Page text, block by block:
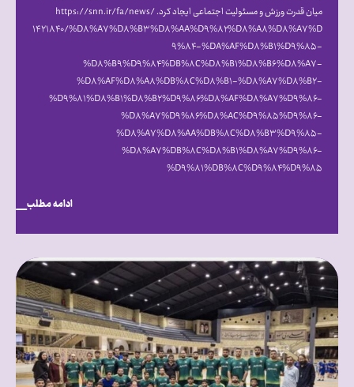
میان قدرت ورزش و مسئولیت اجتماعی ایجاد کرد. https://snn.ir/fa/news/
۱۴۲۱۸۴۰/%D۸%A۷%D۸%B۳%D۸%AA%D۹%۸۲%D۸%A۸%D۸%A۷%D
۹%۸۴-%DA%AF%D۸%B۱%D۹%۸۵-
%D۸%B۹%D۹%۸۴%DB%۸C%D۸%B۱%D۸%B۶%D۸%A۷-
%D۸%AF%D۸%A۸%DB%۸C%D۸%B۱-%D۸%A۷%D۸%B۲-
%D۹%۸۱%D۸%B۱%D۸%B۲%D۹%۸۶%D۸%AF%D۸%A۷%D۹%۸۶-
%D۸%A۷%D۹%۸۶%D۸%AC%D۹%۸۵%D۹%۸۶-
%D۸%A۷%D۸%AA%DB%۸C%D۸%B۳%D۹%۸۵-
%D۸%A۷%DB%۸C%D۸%B۱%D۸%A۷%D۹%۸۶-
%D۹%۸۱%DB%۸C%D۹%۸۴%D۹%۸۵
ادامه مطلب